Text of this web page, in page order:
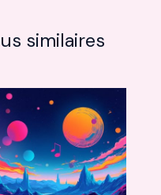
similaires